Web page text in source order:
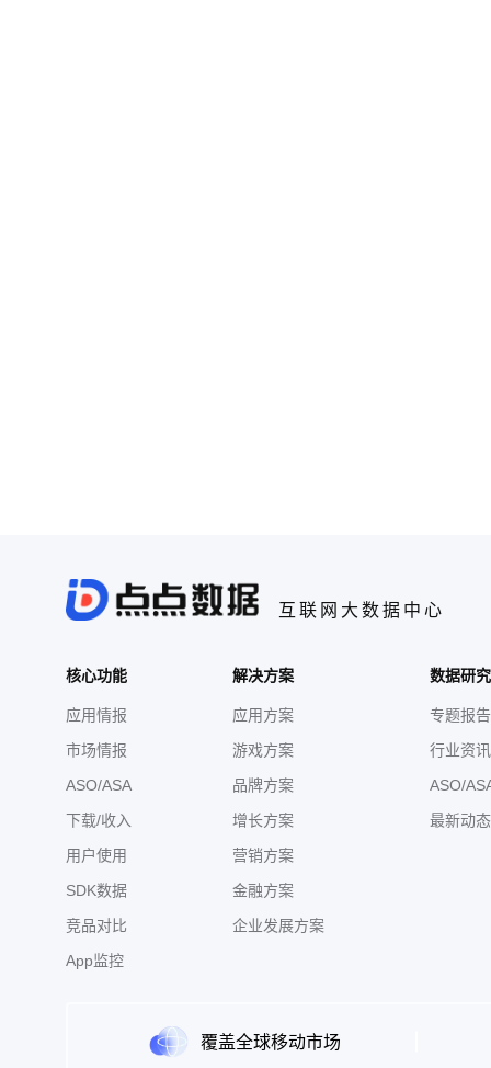
互联网大数据中心
核心功能
应用情报
市场情报
ASO/ASA
下载/收入
用户使用
SDK数据
竞品对比
App监控
解决方案
应用方案
游戏方案
品牌方案
增长方案
营销方案
金融方案
企业发展方案
数据研
专题报告
行业资讯
ASO/
最新动态
覆盖全球移动市场